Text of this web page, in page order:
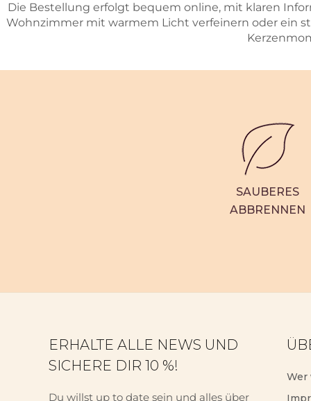
Die Bestellung erfolgt bequem online, mit klaren
Wohnzimmer mit warmem Licht verfeinern oder ein
SAUBERES
ABBRENNEN
ERHALTE ALLE NEWS UND
SICHERE DIR 10 %!
Du willst up to date sein und alles über
Wer